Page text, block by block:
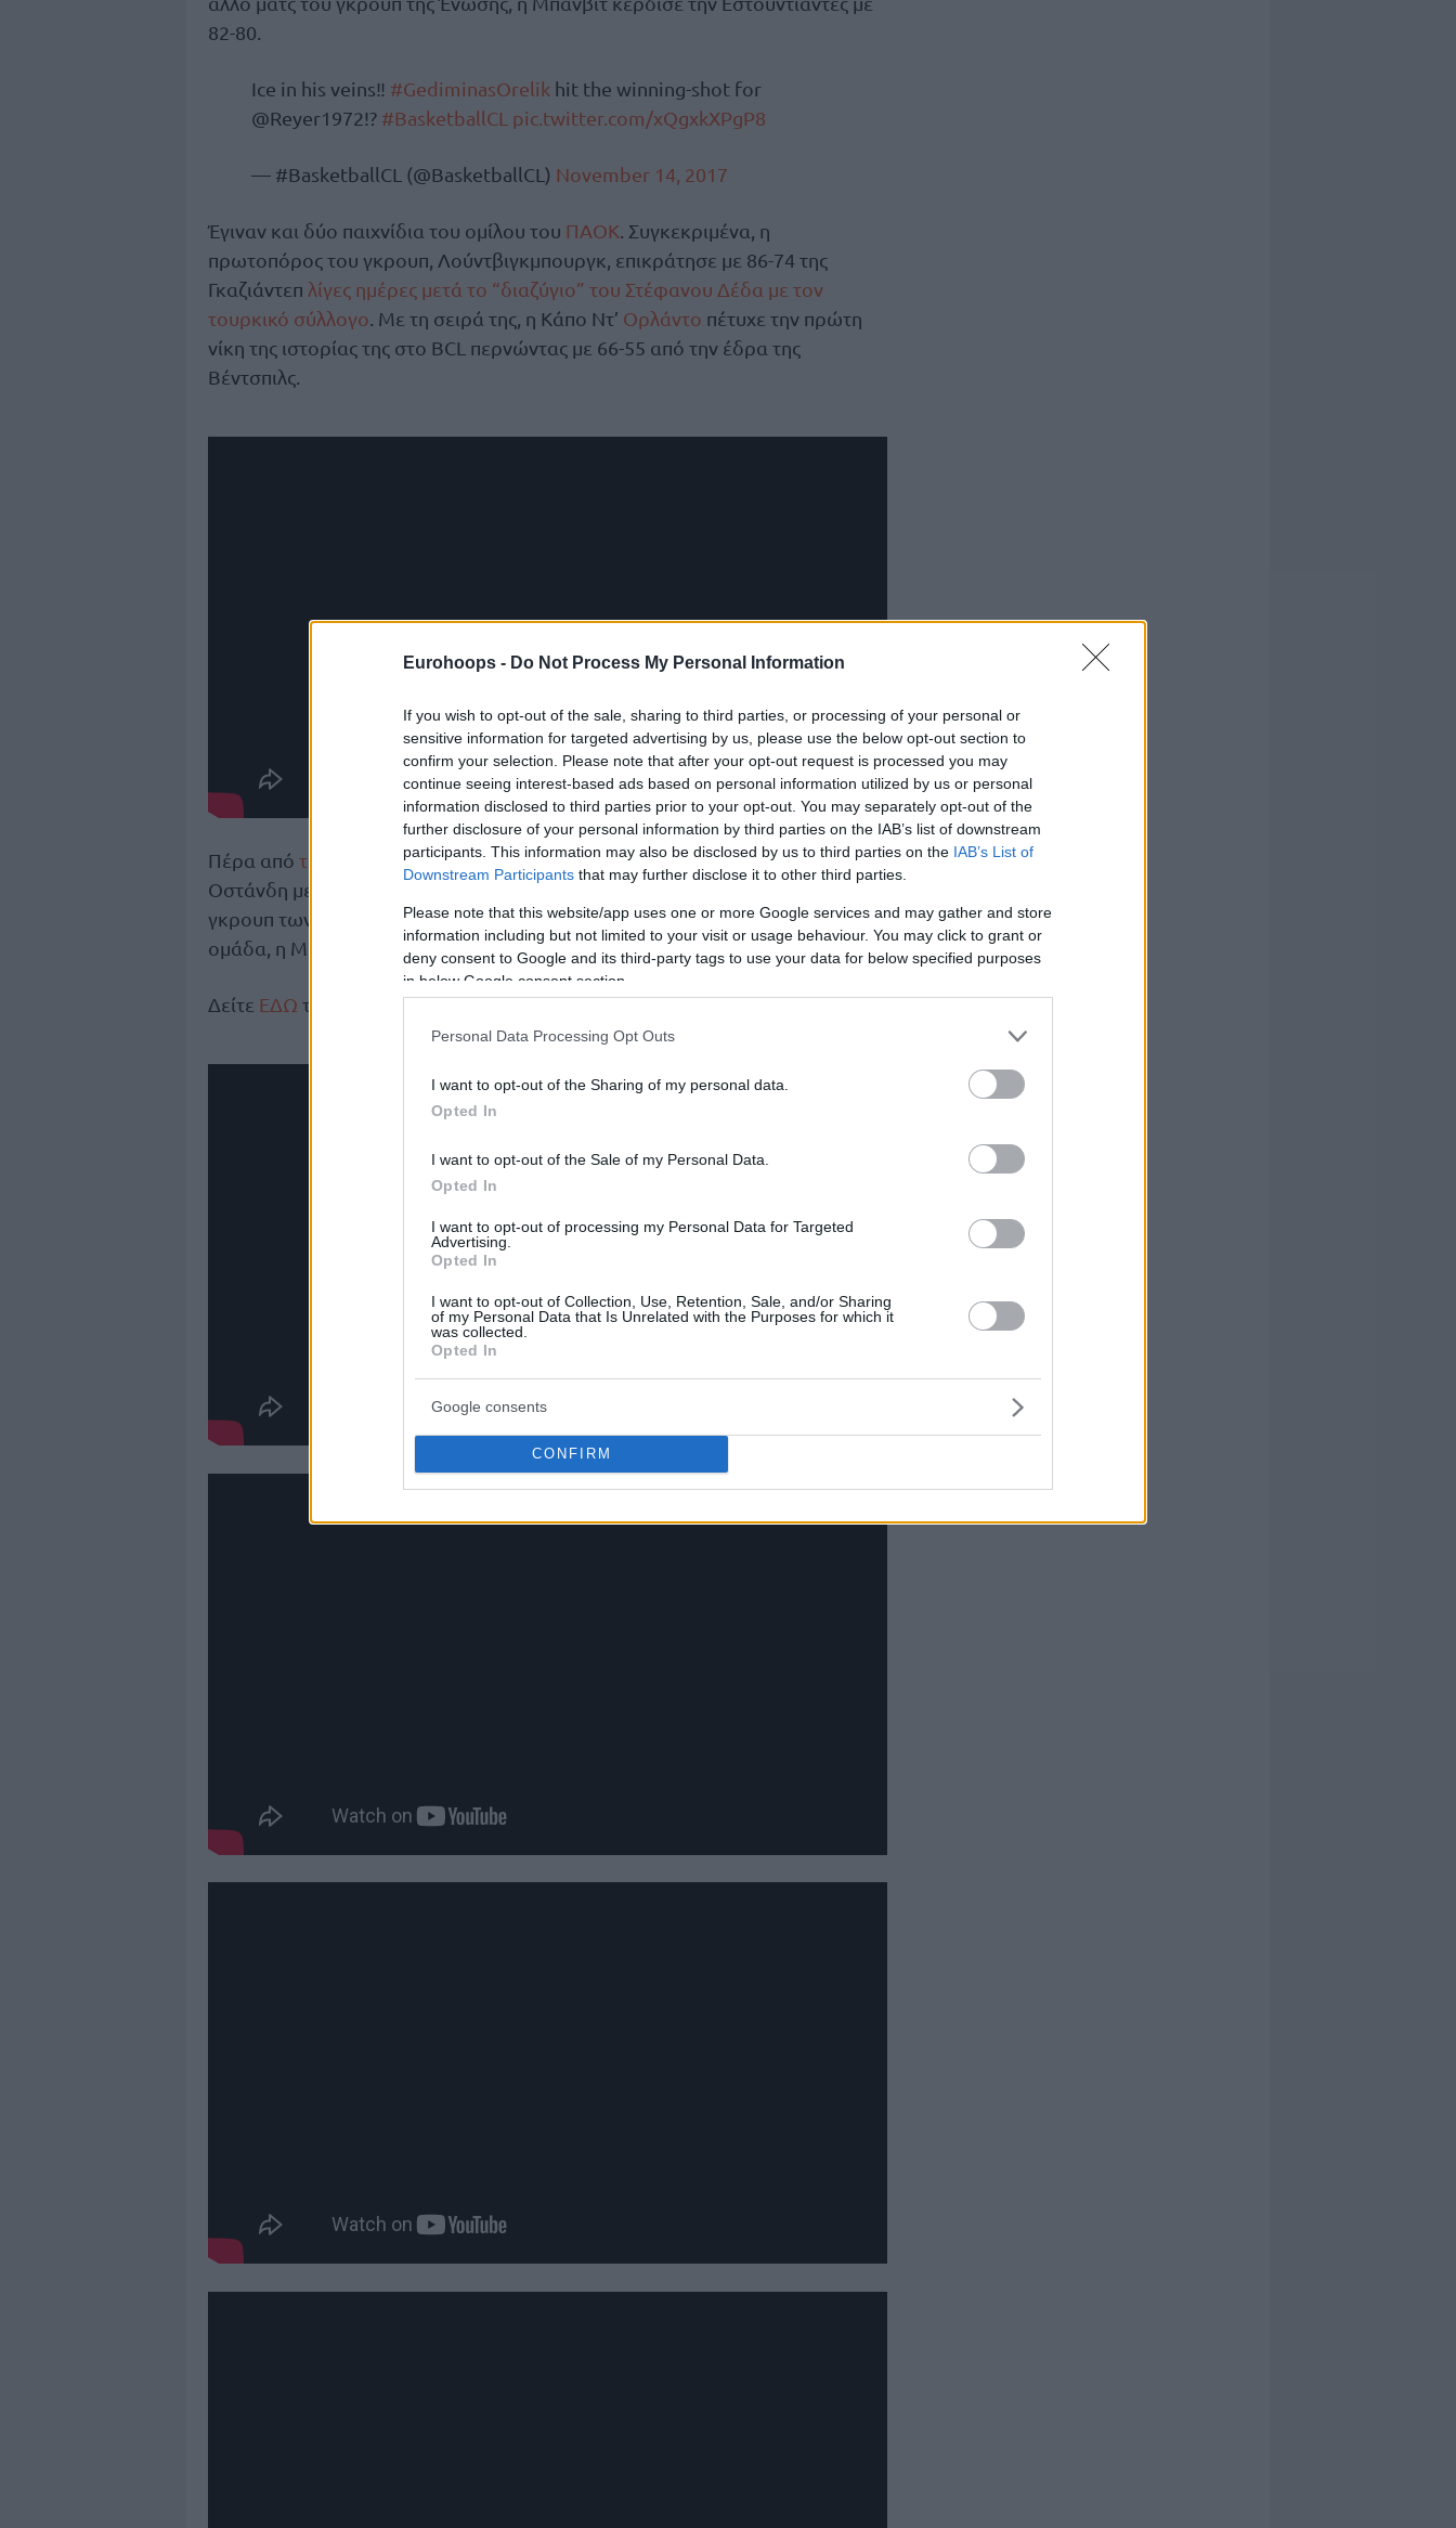
Eurohoops - Do Not Process My Personal Information
If you wish to opt-out of the sale, sharing to third parties, or processing of your personal or
sensitive information for targeted advertising by us, please use the below opt-out section to
confirm your selection. Please note that after your opt-out request is processed you may
continue seeing interest-based ads based on personal information utilized by us or personal
information disclosed to third parties prior to your opt-out. You may separately opt-out of the
further disclosure of your personal information by third parties on the IAB’s list of downstream
participants. This information may also be disclosed by us to third parties on the IAB’s List of
Downstream Participants that may further disclose it to other third parties.
Please note that this website/app uses one or more Google services and may gather and store
information including but not limited to your visit or usage behaviour. You may click to grant or
deny consent to Google and its third-party tags to use your data for below specified purposes
in below Google consent section.
Personal Data Processing Opt Outs
I want to opt-out of the Sharing of my personal data.
Opted In
I want to opt-out of the Sale of my Personal Data.
Opted In
I want to opt-out of processing my Personal Data for Targeted
Advertising.
Opted In
I want to opt-out of Collection, Use, Retention, Sale, and/or Sharing
of my Personal Data that Is Unrelated with the Purposes for which it
was collected.
Opted In
Google consents
CONFIRM
82-80.
Ice in his veins‼️ #GediminasOrelik ​ hit the winning-shot for
@Reyer1972​!? #BasketballCL pic.twitter.com/xQgxkXPgP8
— #BasketballCL (@BasketballCL) November 14, 2017
Έγιναν και δύο παιχνίδια του ομίλου του ΠΑΟΚ . Συγκεκριμένα, η
πρωτοπόρος του γκρουπ, Λούντβιγκμπουργκ, επικράτησε με 86-74 της
Γκαζιάντεπ λίγες ημέρες μετά το “διαζύγιο” του Στέφανου Δέδα με τον
τουρκικό σύλλογο . Με τη σειρά της, η Κάπο Ντ’ Ορλάντο πέτυχε την πρώτη
νίκη της ιστορίας της στο BCL περνώντας με 66-55 από την έδρα της
Βέντσπιλς.
Πέρα από τη νίκη του Άρη επί της Αβελίνο, η Νίμπουρκ κατέβαλε την
Οστάνδη με 86-72 και η Ναντέρ τη Ζιελόνα Γκόρα με 95-82 σε ματς του
γκρουπ των “κίτρινων”. Σε παιχνίδι του μοναδικού ομίλου χωρίς ελληνική
ομάδα, η Μονακό επικράτησε της Μούρθια με 68-63 στην Ισπανία.
Δείτε ΕΔΩ τη βαθμολογία των τεσσάρων ομίλων του BCL.